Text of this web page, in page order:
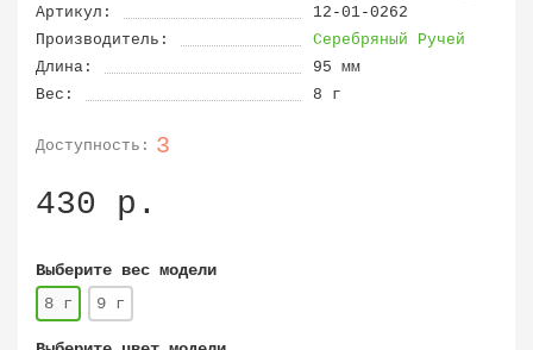
Артикул:
12-01-0262
Производитель:
Серебряный Ручей
Длина:
95 мм
Вес:
8 г
3
430 р.
Выберите вес модели
8 г
9 г